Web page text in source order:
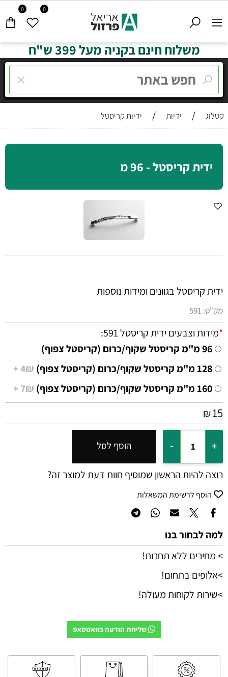
0 0
משלוח חינם בקניה מעל 399 ש"ח
קטלוג / ידיות / ידיות קריסטל
ידית קריסטל - 96 מ
ידית קריסטל בגוונים ומידות נוספות
מק"ט: 591
*מידות וצבעים ידית קריסטל 591:
96 מ"מ קריסטל שקוף/כרום (קריסטל צפוף)
128 מ"מ קריסטל שקוף/כרום (קריסטל צפוף)
4₪ +
160 מ"מ קריסטל שקוף/כרום (קריסטל צפוף)
7₪ +
₪15
הוסף לסל
רוצה להיות הראשון שמוסיף חוות דעת למוצר זה?
הוסף לרשימת המשאלות
למה לבחור בנו
> מחירים ללא תחרות!
>אלופים בתחום!
>שירות לקוחות מעולה!
שליחת הודעה בוואטסאפ